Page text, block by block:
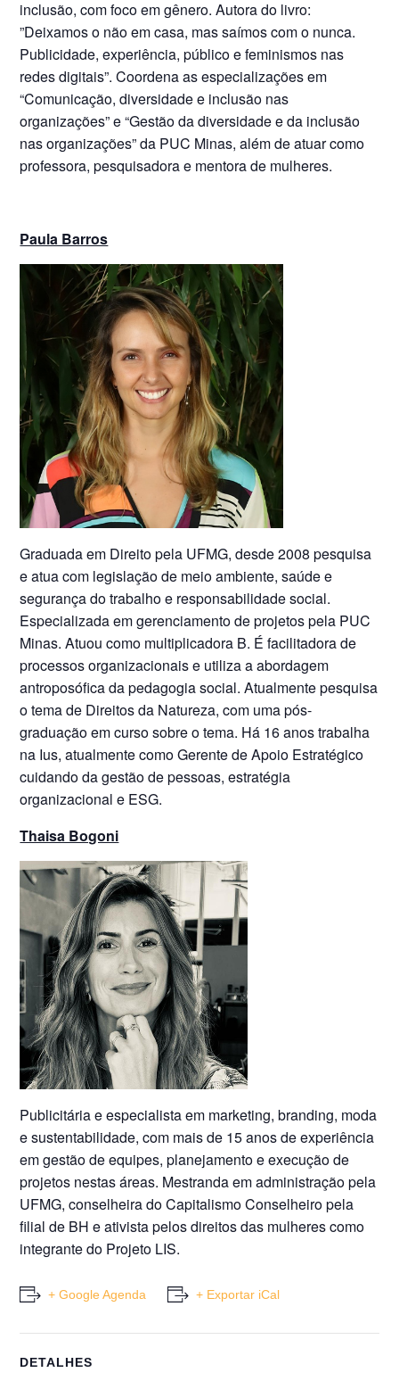
inclusão, com foco em gênero. Autora do livro:
”Deixamos o não em casa, mas saímos com o nunca.
Publicidade, experiência, público e feminismos nas
redes digitais”. Coordena as especializações em
“Comunicação, diversidade e inclusão nas
organizações” e “Gestão da diversidade e da inclusão
nas organizações” da PUC Minas, além de atuar como
professora, pesquisadora e mentora de mulheres.
Paula Barros
Graduada em Direito pela UFMG, desde 2008 pesquisa
e atua com legislação de meio ambiente, saúde e
segurança do trabalho e responsabilidade social.
Especializada em gerenciamento de projetos pela PUC
Minas. Atuou como multiplicadora B. É facilitadora de
processos organizacionais e utiliza a abordagem
antroposófica da pedagogia social. Atualmente pesquisa
o tema de Direitos da Natureza, com uma pós-
graduação em curso sobre o tema. Há 16 anos trabalha
na Ius, atualmente como Gerente de Apoio Estratégico
cuidando da gestão de pessoas, estratégia
organizacional e ESG.
Thaisa Bogoni
Publicitária e especialista em marketing, branding, moda
e sustentabilidade, com mais de 15 anos de experiência
em gestão de equipes, planejamento e execução de
projetos nestas áreas. Mestranda em administração pela
UFMG, conselheira do Capitalismo Conselheiro pela
filial de BH e ativista pelos direitos das mulheres como
integrante do Projeto LIS.
+ Google Agenda + Exportar iCal
DETALHES